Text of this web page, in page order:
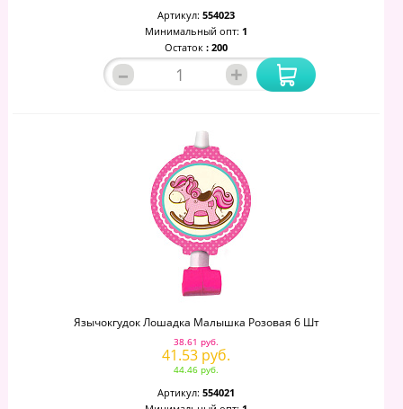
Артикул: 554023
Минимальный опт: 1
Остаток : 200
– +
Язычокгудок Лошадка Малышка Розовая 6 Шт
38.61 руб.
41.53 руб.
44.46 руб.
Артикул: 554021